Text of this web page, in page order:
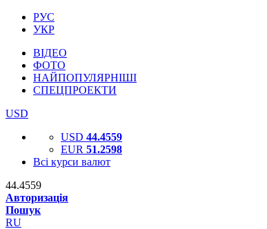
РУС
УКР
ВІДЕО
ФОТО
НАЙПОПУЛЯРНІШІ
СПЕЦПРОЕКТИ
USD
USD 44.4559
EUR 51.2598
Всі курси валют
44.4559
Авторизація
Пошук
RU